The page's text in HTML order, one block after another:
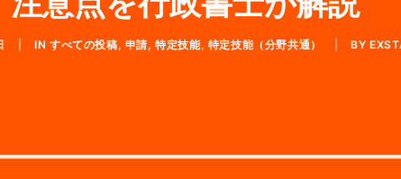
INすべての投稿, 申請,特定技能, 特定技能（分野共通） BY